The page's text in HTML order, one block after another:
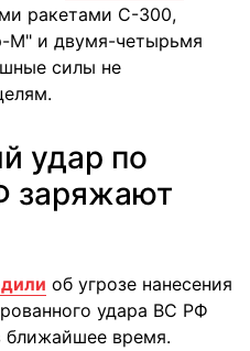
ракетами С-300,
М" и двумя-четырьмя
силы не
удар по
заряжают
об угрозе нанесения
удара ВС РФ
ближайшее время.